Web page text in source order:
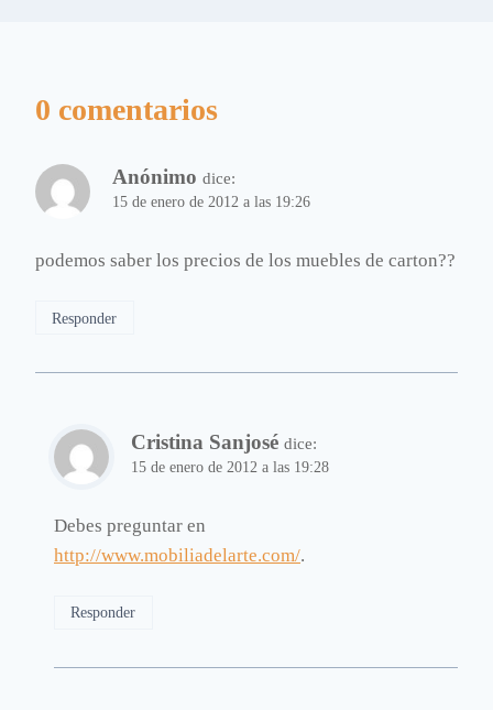
0 comentarios
Anónimo dice:
15 de enero de 2012 a las 19:26
podemos saber los precios de los muebles de carton??
Responder
Cristina Sanjosé dice:
15 de enero de 2012 a las 19:28
Debes preguntar en
http://www.mobiliadelarte.com/.
Responder